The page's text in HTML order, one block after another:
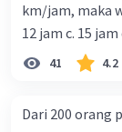
km/jam, maka
41 4.2
Dari 200 orang